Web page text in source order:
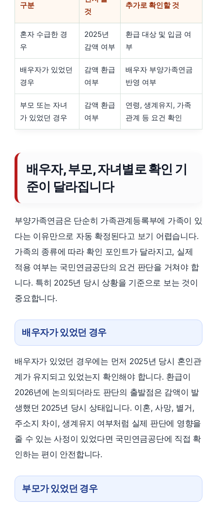
구분
것
추가로 확인할 것
혼자 수급한 경
우
2025년
감액 여부
환급 대상 및 입금 여
부
배우자가 있었던
경우
감액 환급
여부
배우자 부양가족연금
반영 여부
부모 또는 자녀
가 있었던 경우
감액 환급
여부
연령, 생계유지, 가족
관계 등 요건 확인
배우자, 부모, 자녀별로 확인 기
준이 달라집니다
부양가족연금은 단순히 가족관계등록부에 가족이 있
다는 이유만으로 자동 확정된다고 보기 어렵습니다.
가족의 종류에 따라 확인 포인트가 달라지고, 실제
적용 여부는 국민연금공단의 요건 판단을 거쳐야 합
니다. 특히 2025년 당시 상황을 기준으로 보는 것이
중요합니다.
배우자가 있었던 경우
배우자가 있었던 경우에는 먼저 2025년 당시 혼인관
계가 유지되고 있었는지 확인해야 합니다. 환급이
2026년에 논의되더라도 판단의 출발점은 감액이 발
생했던 2025년 당시 상태입니다. 이혼, 사망, 별거,
주소지 차이, 생계유지 여부처럼 실제 판단에 영향을
줄 수 있는 사정이 있었다면 국민연금공단에 직접 확
인하는 편이 안전합니다.
부모가 있었던 경우